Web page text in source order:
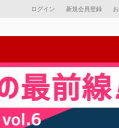
ログイン 新規会員登録